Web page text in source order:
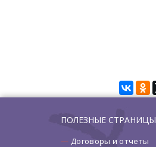
ПОЛЕЗНЫЕ СТРАНИЦЫ
Договоры и отчеты